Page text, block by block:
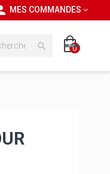
MES COMMANDES
 0